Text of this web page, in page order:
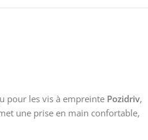
pour les vis à empreinte Pozidriv,
une prise en main confortable,